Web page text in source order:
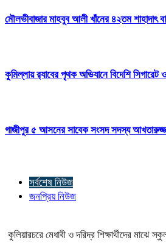
মৌলভীবাজার মাহবুব আলী খাঁনের ৪২তম শাহাদাৎ
কুমিল্লায় র‍্যাবের পৃথক অভিযানে বিদেশি
গাজীপুর ৫ আসনের সাবেক সংসদ সদস্য
সর্বশেষ নিউজ
জনপ্রিয় নিউজ
কুলিয়ারচরে মেধাবী ও দরিদ্র শিক্ষার্থীদের মাঝে